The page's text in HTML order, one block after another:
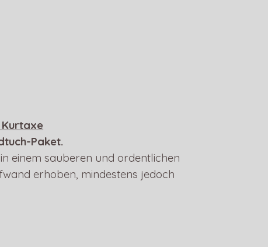
Paket.
einem sauberen und ordentlichen
erhoben, mindestens jedoch